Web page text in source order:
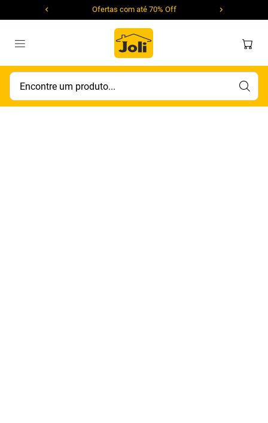
Ofertas com até 70% Off
Encontre um produto...